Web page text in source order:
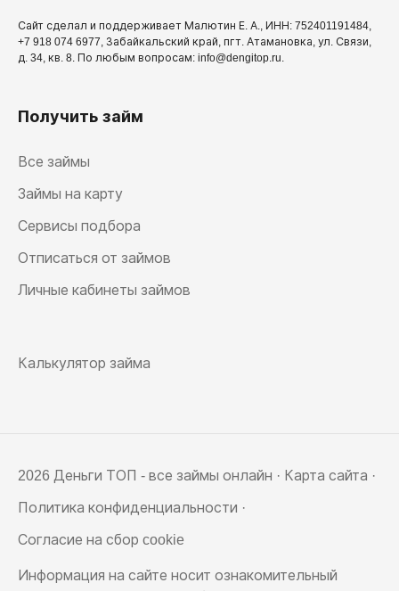
Сайт сделал и поддерживает Малютин Е. А., ИНН: 752401191484,
+7 918 074 6977, Забайкальский край, пгт. Атамановка, ул. Связи,
д. 34, кв. 8. По любым вопросам: info@dengitop.ru.
Получить займ
Все займы
Займы на карту
Сервисы подбора
Отписаться от займов
Личные кабинеты займов
Калькулятор займа
2026 Деньги ТОП - все займы онлайн · Карта сайта ·
Политика конфиденциальности ·
Согласие на сбор cookie
Информация на сайте носит ознакомительный